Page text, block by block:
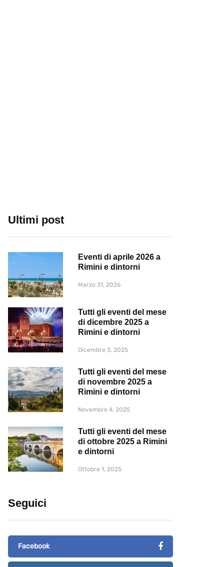
Ultimi post
Eventi di aprile 2026 a
Rimini e dintorni
Marzo 31, 2026
Tutti gli eventi del mese
di dicembre 2025 a
Rimini e dintorni
Dicembre 3, 2025
Tutti gli eventi del mese
di novembre 2025 a
Rimini e dintorni
Novembre 4, 2025
Tutti gli eventi del mese
di ottobre 2025 a Rimini
e dintorni
Ottobre 1, 2025
Seguici
Facebook